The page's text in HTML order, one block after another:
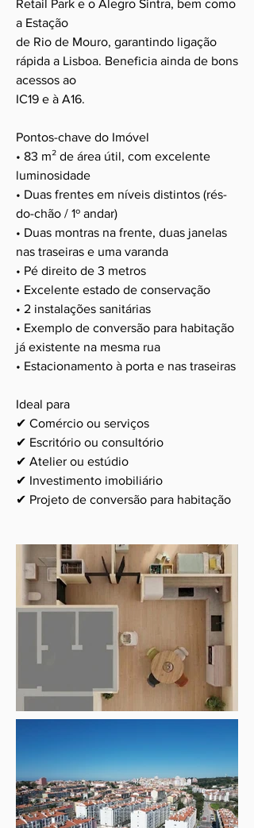
Retail Park e o Alegro Sintra, bem como
a Estação
de Rio de Mouro, garantindo ligação
rápida a Lisboa. Beneficia ainda de bons
acessos ao
IC19 e à A16.
Pontos-chave do Imóvel
• 83 m² de área útil, com excelente
luminosidade
• Duas frentes em níveis distintos (rés-
do-chão / 1º andar)
• Duas montras na frente, duas janelas
nas traseiras e uma varanda
• Pé direito de 3 metros
• Excelente estado de conservação
• 2 instalações sanitárias
• Exemplo de conversão para habitação
já existente na mesma rua
• Estacionamento à porta e nas traseiras
Ideal para
✔ Comércio ou serviços
✔ Escritório ou consultório
✔ Atelier ou estúdio
✔ Investimento imobiliário
✔ Projeto de conversão para habitação